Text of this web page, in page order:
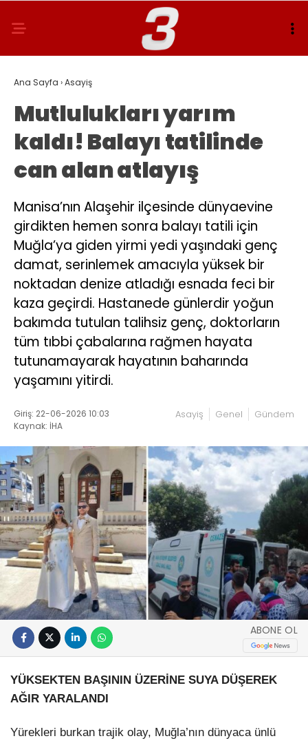
Ana Sayfa ›Asayiş
Mutlulukları yarım
kaldı! Balayı tatilinde
can alan atlayış
Manisa’nın Alaşehir ilçesinde dünyaevine
girdikten hemen sonra balayı tatili için
Muğla’ya giden yirmi yedi yaşındaki genç
damat, serinlemek amacıyla yüksek bir
noktadan denize atladığı esnada feci bir
kaza geçirdi. Hastanede günlerdir yoğun
bakımda tutulan talihsiz genç, doktorların
tüm tıbbi çabalarına rağmen hayata
tutunamayarak hayatının baharında
yaşamını yitirdi.
Giriş: 22-06-2026 10:03
Kaynak: İHA
Asayiş Genel Gündem
ABONE OL
YÜKSEKTEN BAŞININ ÜZERİNE SUYA DÜŞEREK
AĞIR YARALANDI
Yürekleri burkan trajik olay, Muğla’nın dünyaca ünlü